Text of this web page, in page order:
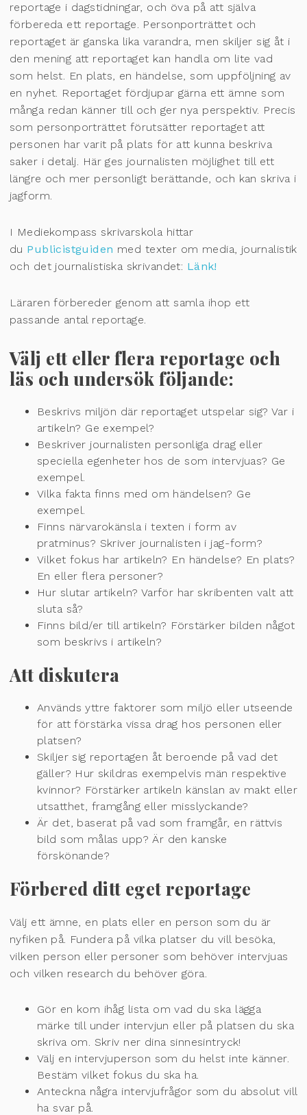
reportage i dagstidningar, och öva på att själva
förbereda ett reportage. Personporträttet och
reportaget är ganska lika varandra, men skiljer sig åt i
den mening att reportaget kan handla om lite vad
som helst. En plats, en händelse, som uppföljning av
en nyhet. Reportaget fördjupar gärna ett ämne som
många redan känner till och ger nya perspektiv. Precis
som personporträttet förutsätter reportaget att
personen har varit på plats för att kunna beskriva
saker i detalj. Här ges journalisten möjlighet till ett
längre och mer personligt berättande, och kan skriva i
jagform.
I Mediekompass skrivarskola hittar
du Publicistguiden med texter om media, journalistik
och det journalistiska skrivandet: Länk!
Läraren förbereder genom att samla ihop ett
passande antal reportage.
Välj ett eller flera reportage och
läs och undersök följande:
Beskrivs miljön där reportaget utspelar sig? Var i
artikeln? Ge exempel?
Beskriver journalisten personliga drag eller
speciella egenheter hos de som intervjuas? Ge
exempel.
Vilka fakta finns med om händelsen? Ge
exempel.
Finns närvarokänsla i texten i form av
pratminus? Skriver journalisten i jag-form?
Vilket fokus har artikeln? En händelse? En plats?
En eller flera personer?
Hur slutar artikeln? Varför har skribenten valt att
sluta så?
Finns bild/er till artikeln? Förstärker bilden något
som beskrivs i artikeln?
Att diskutera
Används yttre faktorer som miljö eller utseende
för att förstärka vissa drag hos personen eller
platsen?
Skiljer sig reportagen åt beroende på vad det
gäller? Hur skildras exempelvis män respektive
kvinnor? Förstärker artikeln känslan av makt eller
utsatthet, framgång eller misslyckande?
Är det, baserat på vad som framgår, en rättvis
bild som målas upp? Är den kanske
förskönande?
Förbered ditt eget reportage
Välj ett ämne, en plats eller en person som du är
nyfiken på. Fundera på vilka platser du vill besöka,
vilken person eller personer som behöver intervjuas
och vilken research du behöver göra.
Gör en kom ihåg lista om vad du ska lägga
märke till under intervjun eller på platsen du ska
skriva om. Skriv ner dina sinnesintryck!
Välj en intervjuperson som du helst inte känner.
Bestäm vilket fokus du ska ha.
Anteckna några intervjufrågor som du absolut vill
ha svar på.